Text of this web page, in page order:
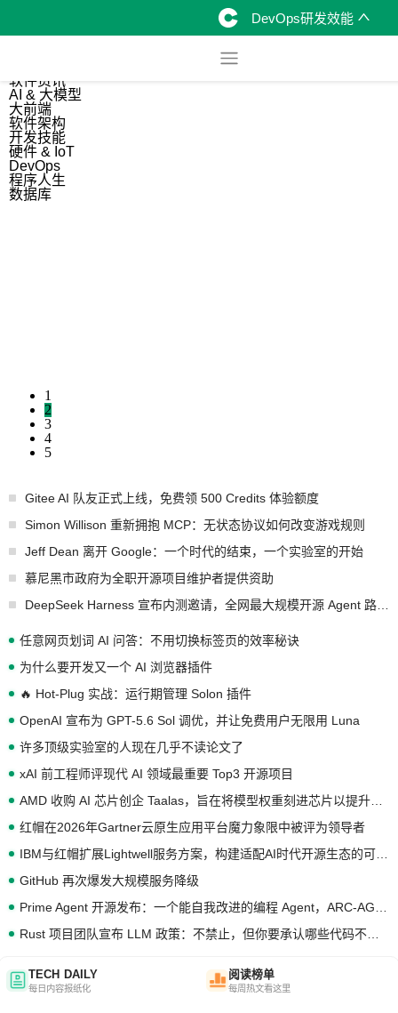
DevOps研发效能
软件资讯
AI & 大模型
大前端
软件架构
开发技能
硬件 & IoT
DevOps
程序人生
数据库
1
2
3
4
5
Gitee AI 队友正式上线，免费领 500 Credits 体验额度
Simon Willison 重新拥抱 MCP：无状态协议如何改变游戏规则
Jeff Dean 离开 Google：一个时代的结束，一个实验室的开始
慕尼黑市政府为全职开源项目维护者提供资助
任意网页划词 AI 问答：不用切换标签页的效率秘诀
为什么要开发又一个 AI 浏览器插件
🔥 Hot-Plug 实战：运行期管理 Solon 插件
OpenAI 宣布为 GPT-5.6 Sol 调优，并让免费用户无限用 Luna
许多顶级实验室的人现在几乎不读论文了
xAI 前工程师评现代 AI 领域最重要 Top3 开源项目
红帽在2026年Gartner云原生应用平台魔力象限中被评为领导者
GitHub 再次爆发大规模服务降级
TECH DAILY
每日内容报纸化
阅读榜单
每周热文看这里